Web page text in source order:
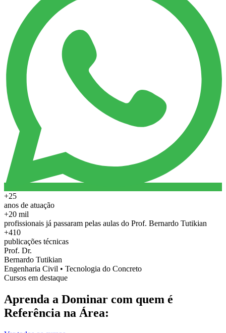
+25
anos de atuação
+20 mil
profissionais já passaram pelas aulas do Prof. Bernardo Tutikian
+410
publicações técnicas
Prof. Dr.
Bernardo Tutikian
Engenharia Civil • Tecnologia do Concreto
Cursos em destaque
Aprenda a Dominar com quem é
Referência na Área: